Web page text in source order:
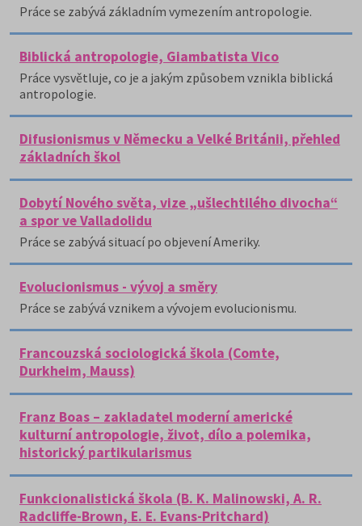
Práce se zabývá základním vymezením antropologie.
Biblická antropologie, Giambatista Vico
Práce vysvětluje, co je a jakým způsobem vznikla biblická
antropologie.
Difusionismus v Německu a Velké Británii, přehled
základních škol
Dobytí Nového světa, vize „ušlechtilého divocha“
a spor ve Valladolidu
Práce se zabývá situací po objevení Ameriky.
Evolucionismus - vývoj a směry
Práce se zabývá vznikem a vývojem evolucionismu.
Francouzská sociologická škola (Comte,
Durkheim, Mauss)
Franz Boas – zakladatel moderní americké
kulturní antropologie, život, dílo a polemika,
historický partikularismus
Funkcionalistická škola (B. K. Malinowski, A. R.
Radcliffe-Brown, E. E. Evans-Pritchard)